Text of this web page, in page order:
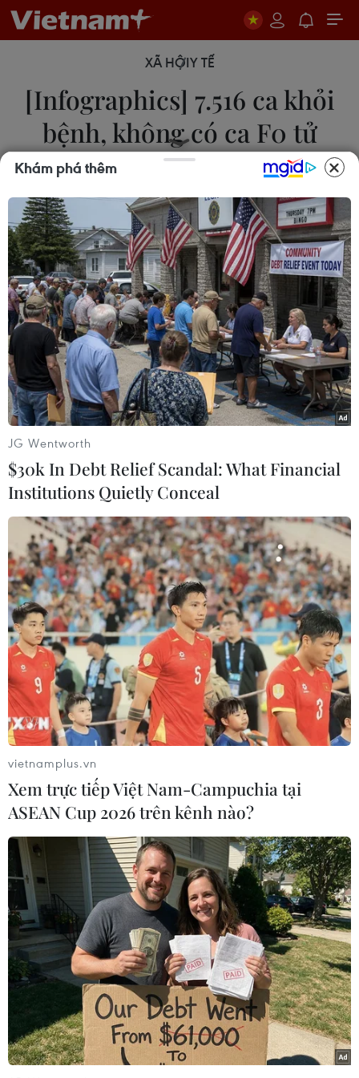
XÃ HỘIY TẾ
[Infographics] 7.516 ca khỏi
bệnh, không có ca F0 tử
vong ngày 27/7
27/07/2022 11:44
Theo bản tin phòng chống dịch COVID-19, ngày
27/7, Việt Nam có 1.761 ca mắc mới COVID-19,
7.516 ca khỏi bệnh, không có ca F0 tử vong; trong
ngày 26/7, có 381.067 liều vaccine phòng COVID-
19 được tiêm.
(Nhấp chuột để xem kích thước chuẩn)
Bản tin phòng chống dịch COVID-19 ngày 27/7
của Bộ Y tế cho biết có 1.761 ca mắc mới COVID-
19, 7.516 ca khỏi bệnh, không có ca F0 tử vong;
Khám phá thêm
JG Wentworth
$30k In Debt Relief Scandal: What Financial
Institutions Quietly Conceal
vietnamplus.vn
Xem trực tiếp Việt Nam-Campuchia tại
ASEAN Cup 2026 trên kênh nào?